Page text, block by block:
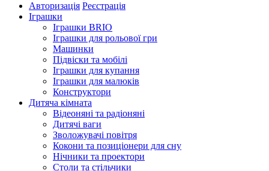
Авторизація Реєстрація
Іграшки
Іграшки BRIO
Іграшки для рольової гри
Машинки
Підвіски та мобілі
Іграшки для купання
Іграшки для малюків
Конструктори
Дитяча кімната
Відеоняні та радіоняні
Дитячі ваги
Зволожувачі повітря
Кокони та позиціонери для сну
Нічники та проектори
Столи та стільчики